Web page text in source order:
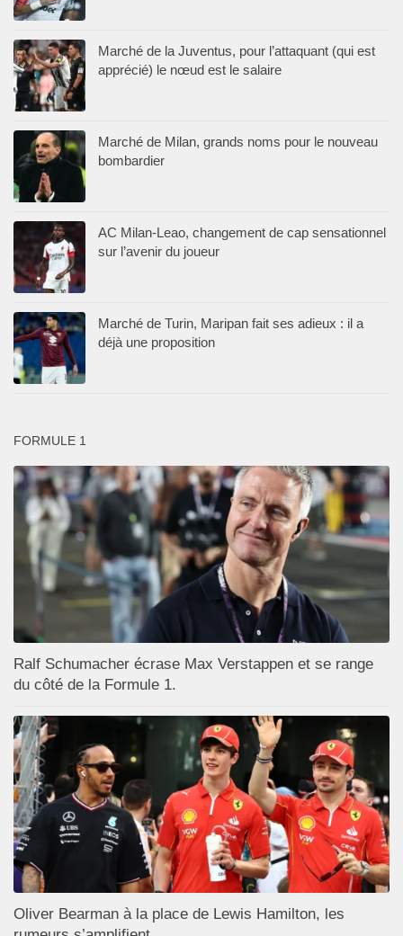
Marché de la Juventus, pour l’attaquant (qui est
apprécié) le nœud est le salaire
Marché de Milan, grands noms pour le nouveau
bombardier
AC Milan-Leao, changement de cap sensationnel
sur l’avenir du joueur
Marché de Turin, Maripan fait ses adieux : il a
déjà une proposition
FORMULE 1
Ralf Schumacher écrase Max Verstappen et se range
du côté de la Formule 1.
Oliver Bearman à la place de Lewis Hamilton, les